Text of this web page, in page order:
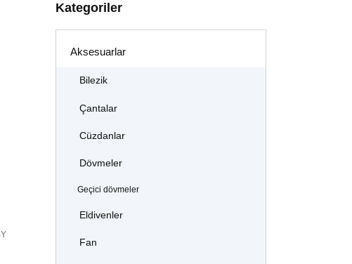
Kategoriler
Aksesuarlar
Bilezik
Çantalar
Cüzdanlar
Dövmeler
Geçici dövmeler
Eldivenler
Fan